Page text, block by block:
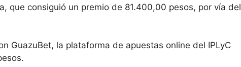
que consiguió un premio de 81.400,00 pesos, por vía del
GuazuBet, la plataforma de apuestas online del IPLyC